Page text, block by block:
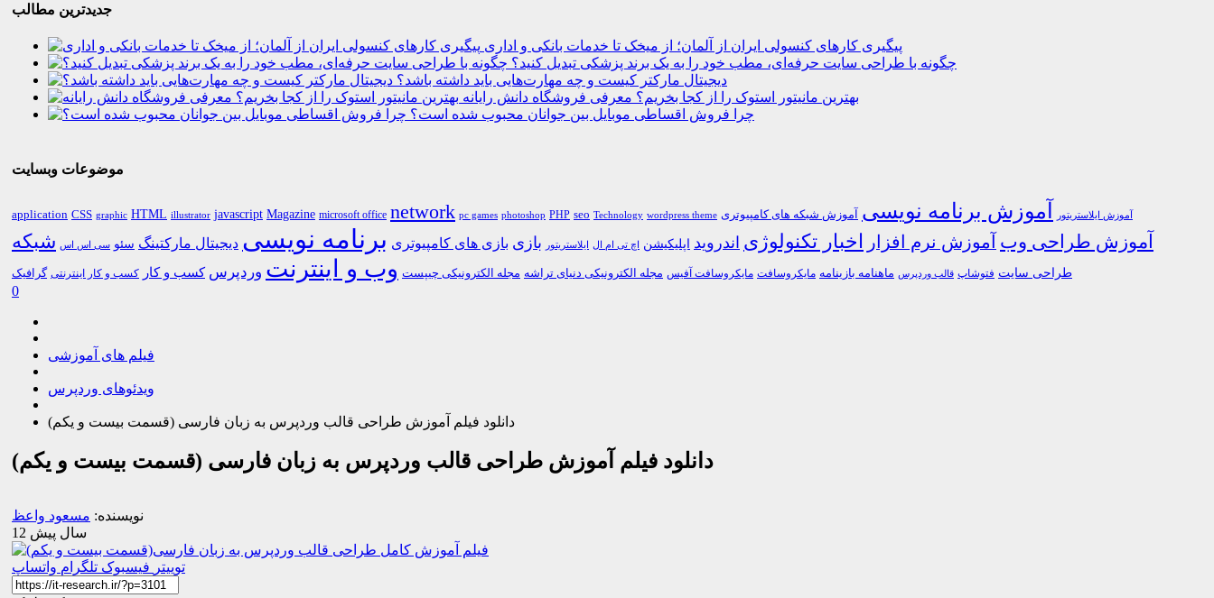
جدیدترین مطالب
پیگیری کارهای کنسولی ایران از آلمان؛ از میخک تا خدمات بانکی و اداری
چگونه با طراحی سایت حرفه‌ای، مطب خود را به یک برند پزشکی تبدیل کنید؟
دیجیتال مارکتر کیست و چه مهارت‌هایی باید داشته باشد؟
بهترین مانیتور استوک را از کجا بخریم؟ معرفی فروشگاه دانش رایانه
چرا فروش اقساطی موبایل بین جوانان محبوب شده است؟
موضوعات وبسایت
application CSS graphic HTML illustrator javascript Magazine microsoft office network pc games photoshop PHP seo Technology wordpress theme آموزش ایلاستریتور آموزش برنامه نویسی آموزش شبکه های کامپیوتری
آموزش طراحی وب آموزش نرم افزار اخبار تکنولوژی اندروید اپلیکیشن اچ تی ام ال ایلاستریتور بازی بازی های کامپیوتری برنامه نویسی دیجیتال مارکتینگ سئو سی اس اس شبکه
طراحی سایت فتوشاپ قالب وردپرس ماهنامه بازینامه مایکروسافت مایکروسافت آفیس مجله الکترونیکی دنیای تراشه مجله الکترونیکی چیپست وب و اینترنت وردپرس کسب و کار کسب و کار اینترنتی گرافیک
0
فیلم های آموزشی
ویدئوهای وردپرس
دانلود فیلم آموزش طراحی قالب وردپرس به زبان فارسی (قسمت بیست و یکم)
دانلود فیلم آموزش طراحی قالب وردپرس به زبان فارسی (قسمت بیست و یکم)
نویسنده: مسعود واعظ
12 سال پیش
توییتر فیسبوک تلگرام واتساپ